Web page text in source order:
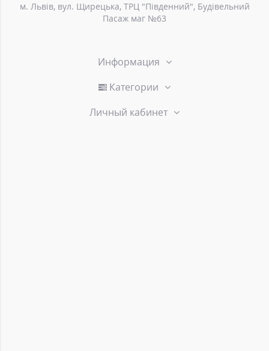
м. Львів, вул. Щирецька, ТРЦ "Південний", Будівельний
Пасаж маг №63
Информация
Категории
Личный кабинет